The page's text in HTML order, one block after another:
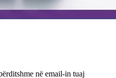
në email-in tuaj